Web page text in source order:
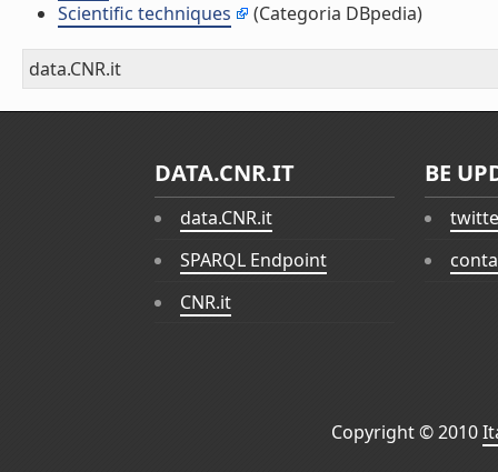
Scientific techniques
(Categoria DBpedia)
data.CNR.it
DATA.CNR.IT
data.CNR.it
SPARQL Endpoint
CNR.it
BE
Copyright © 2010